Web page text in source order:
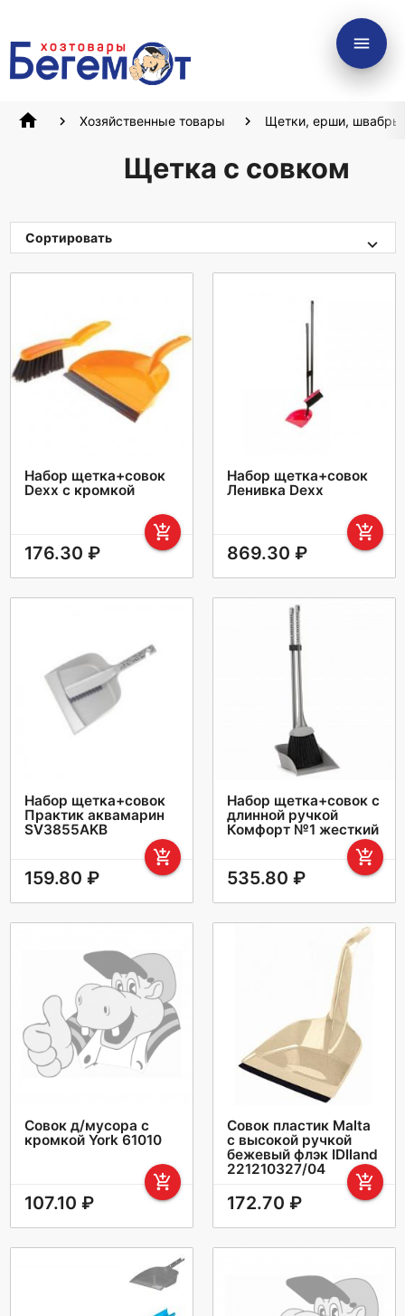
menu
home Хозяйственные товары Щетки, ерши, швабры
Щетка с совком
Сортировать
Набор щетка+совок
Dexx с кромкой
add_shopping_cart
176.30 ₽
Набор щетка+совок
Ленивка Dexx
add_shopping_cart
869.30 ₽
Набор щетка+совок
Практик аквамарин
SV3855AKB
add_shopping_cart
159.80 ₽
Набор щетка+совок с
длинной ручкой
Комфорт №1 жесткий
add_shopping_cart
535.80 ₽
Совок д/мусора с
кромкой York 61010
add_shopping_cart
107.10 ₽
Совок пластик Malta
с высокой ручкой
бежевый флэк IDIland
221210327/04
add_shopping_cart
172.70 ₽